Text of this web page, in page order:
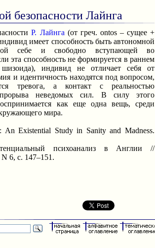
безопасности Лайнга
Р. Лайнга (от греч. ontos – сущее +
имеет способность быть автономной
себе и свободно вступающей во
эта способность не формируется в раннем
шизоида), индивид не отличает себя от
и идентичность находятся под вопросом,
тревога, а контакт с реальностью
прорыва неведомых сил. В силу этого
как еще одна вещь, среди
мира.
Existential Study in Sanity and Madness.
психоанализ в Англии //
6, с. 147–151.